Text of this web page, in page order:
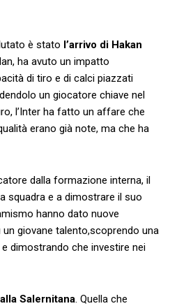
è stato l’arrivo di Hakan
ha avuto un impatto
di tiro⁤ e⁣ di calci ⁢piazzati
un giocatore chiave​ nel
l’Inter ha fatto‌ un affare che
erano già note, ma che ha
dalla formazione interna, il
squadra e a dimostrare ​il​ suo
hanno dato nuove
​un giovane talento,scoprendo una
dimostrando che investire nei
Salernitana. Quella che